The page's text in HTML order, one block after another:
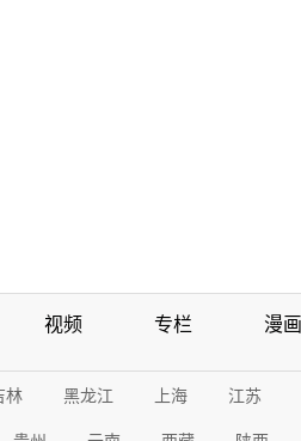
视频 专栏 漫画
林 黑龙江 上海 江苏